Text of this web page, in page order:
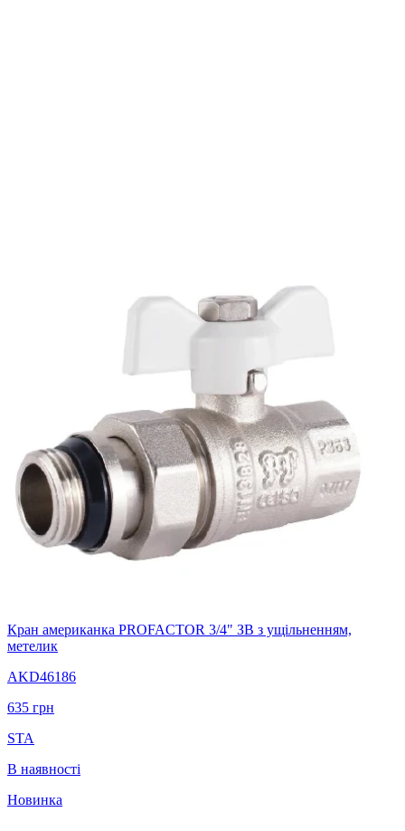
Кран американка PROFACTOR 3/4" ЗВ з ущільненням,
метелик
AKD46186
635 грн
STA
В наявності
Новинка